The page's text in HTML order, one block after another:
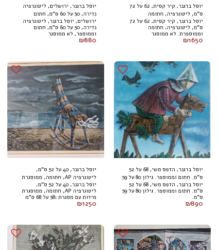
יוסל ברגנר, קיר קסית, 62 על 72
ס"מ, ליטוגרפיה, חתומה
וממוספרת. לא ממוסגר
יוסל ברגנר, קיר קסית, 62 על 72
ס"מ, ליטוגרפיה, חתומה
וממוספרת. לא ממוסגר
₪1650
יוסל ברגנר, ירושלים, ליטוגרפיה
נדירה, 50 על 60 ס"מ, חתום
וממוספר, לא ממוסגר
ירושלים, יוסל ברגנר, ליטוגרפיה
נדירה, 50 על 60 ס"מ, חתום
וממוספר, לא ממוסגר
₪880
יוסל ברגנר, הדפס משי, 68 על 52
ס"מ. חתום וממוספר. גילון 80 על 59
ס"מ.
יוסל ברגנר, הדפס משי, 68 על 52
ס"מ. חתום וממוספר. גילון 80 על 59
ס"מ.
₪890
יוסל ברגנר, 40 על 52 ס"מ,
ליטוגרפיה AP, חתומה, ממוסגרת
יוסל ברגנר, 40 על 52 ס"מ,
ליטוגרפיה AP, חתומה, ממוסגרת
מידות עם מסגרת :58 על 68 ס"מ
₪1250